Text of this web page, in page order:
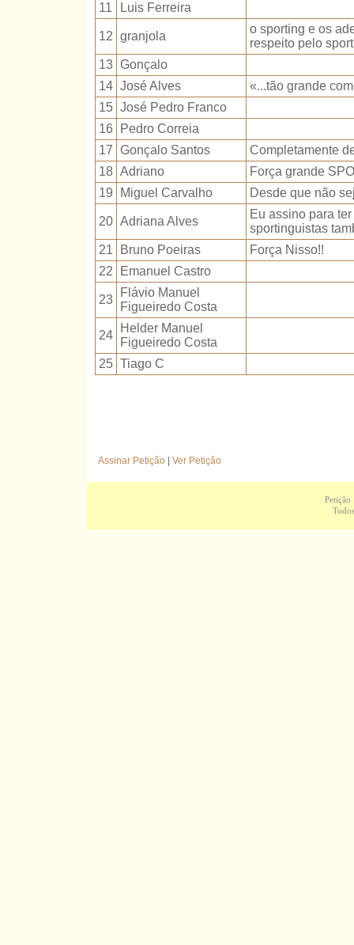
11
Luis Ferreira
12 granjola
o sporting e os
respeito pelo
13 Gonçalo
14 José Alves
«...tão grande
15 José Pedro Franco
16
Pedro Correia
17 Gonçalo Santos
Completamente
18 Adriano
Força grande
19
Miguel Carvalho Desde que não
20 Adriana Alves
Eu assino para
sportinguistas
21
Bruno Poeiras
Força Nisso!!
22
Emanuel Castro
23
Flávio Manuel
Figueiredo Costa
24
Helder Manuel
Figueiredo Costa
25 Tiago C
Assinar Petição Ver Petição
Petição